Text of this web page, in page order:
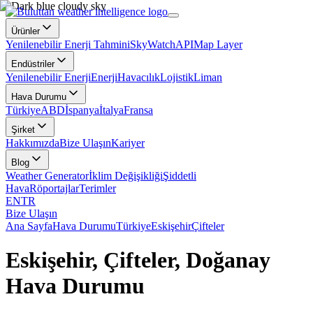
Ürünler
Yenilenebilir Enerji TahminiSkyWatchAPIMap Layer
Endüstriler
Yenilenebilir EnerjiEnerjiHavacılıkLojistikLiman
Hava Durumu
TürkiyeABDİspanyaİtalyaFransa
Şirket
HakkımızdaBize UlaşınKariyer
Blog
Weather Generatorİklim DeğişikliğiŞiddetli
HavaRöportajlarTerimler
ENTR
Bize Ulaşın
Ana SayfaHava DurumuTürkiyeEskişehirÇifteler
Eskişehir, Çifteler, Doğanay
Hava Durumu